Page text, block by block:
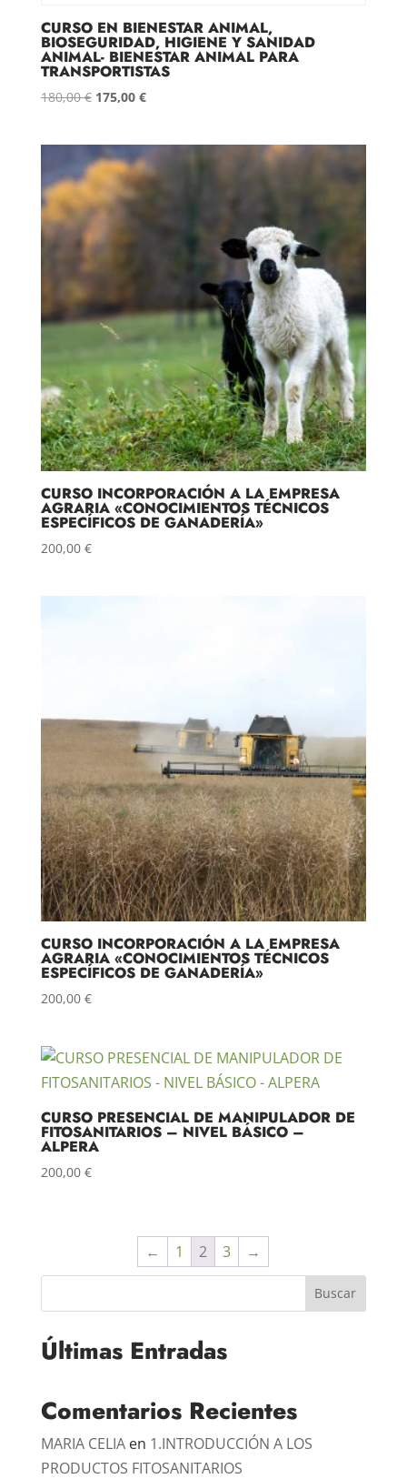
CURSO EN BIENESTAR ANIMAL,
BIOSEGURIDAD, HIGIENE Y SANIDAD
ANIMAL- BIENESTAR ANIMAL PARA
TRANSPORTISTAS
180,00€ El
era:
180,00 €.
175,00 €El
es:
175,00 €.
CURSO INCORPORACIÓN A LA EMPRESA
AGRARIA «CONOCIMIENTOS TÉCNICOS
ESPECÍFICOS DE GANADERÍA»
200,00 €
CURSO INCORPORACIÓN A LA EMPRESA
AGRARIA «CONOCIMIENTOS TÉCNICOS
ESPECÍFICOS DE GANADERÍA»
200,00 €
CURSO PRESENCIAL DE MANIPULADOR DE
FITOSANITARIOS – NIVEL BÁSICO –
ALPERA
200,00 €
← 1 2 3 →
Buscar
Últimas Entradas
Comentarios Recientes
MARIA CELIAen 1.INTRODUCCIÓN A LOS
PRODUCTOS FITOSANITARIOS